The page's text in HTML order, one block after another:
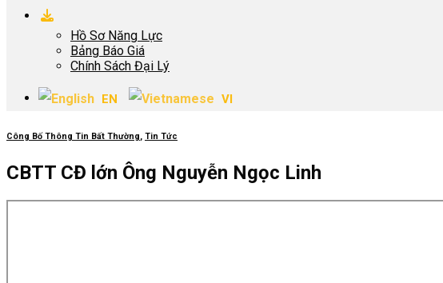
Hồ Sơ Năng Lực
Bảng Báo Giá
Chính Sách Đại Lý
EN VI
Công Bố Thông Tin Bất Thường, Tin Tức
CBTT CĐ lớn Ông Nguyễn Ngọc Linh